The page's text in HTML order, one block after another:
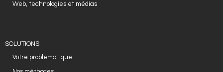
Web, technologies et médias
SOLUTIONS
Votre problématique